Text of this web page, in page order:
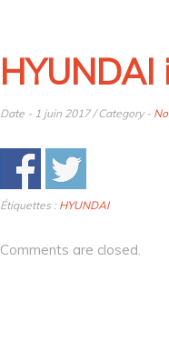
HYUNDAI
Date - 1 juin 2017 / Category -
Étiquettes : HYUNDAI
Comments are closed.